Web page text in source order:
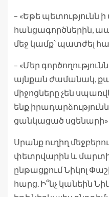
– «Եթե պետությունն
հանցագործներին,
մեջ կամք՝ պատժել
– «Մեր
այնքան ժամանակ,
միջոցները չեն
ենք
ցանկացած
Սրանք ուղիղ
փետրվարին և
ընթացքում Նիկոլ
հարց. Ի՞նչ կանեին